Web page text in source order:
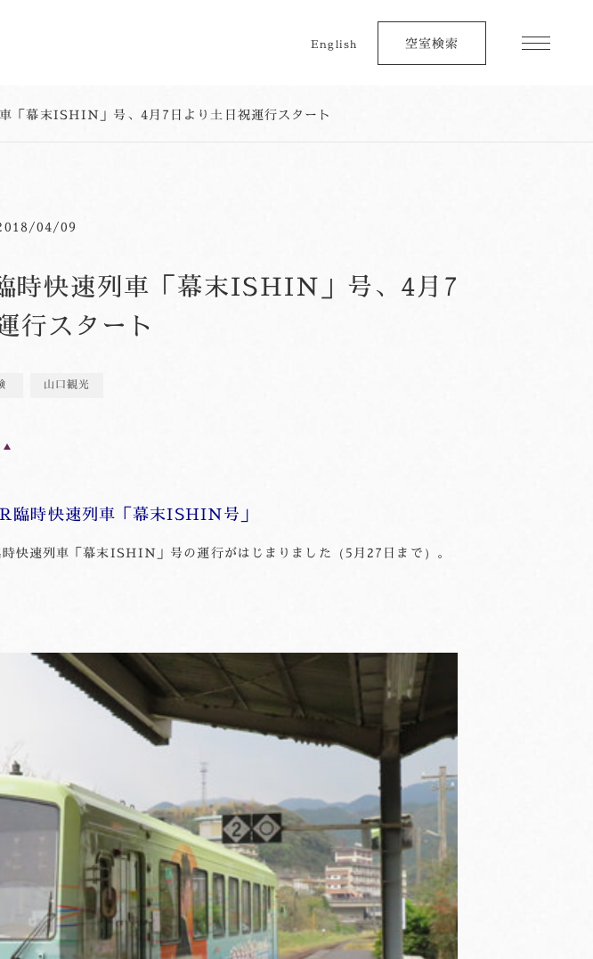
English 空室検索
「幕末ISHIN」号、4月7日より土日祝運行スタート
04/09
時快速列車「幕末ISHIN」号、4月7
行スタート
山口観光
臨時快速列車「幕末ISHIN号」
快速列車「幕末ISHIN」号の運行がはじまりました（5月27日まで）。